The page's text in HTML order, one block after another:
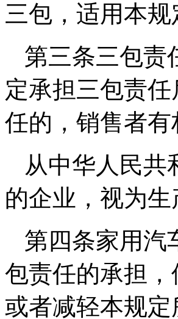
三包，适用本规
第三条三包责
定承担三包责
任的，销售者
从中华人民共
的企业，视为生
第四条家用汽
包责任的承担
或者减轻本规